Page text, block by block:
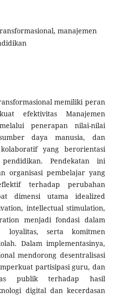
manajemen
memiliki peran
efektivitas Manajemen
penerapan nilai-nilai
daya manusia, dan
yang berorientasi
Pendekatan ini
organisasi pembelajar yang
terhadap perubahan
dimensi utama idealized
intellectual stimulation,
menjadi fondasi dalam
loyalitas, serta komitmen
Dalam implementasinya,
mendorong desentralisasi
partisipasi guru, dan
publik terhadap hasil
digital dan kecerdasan